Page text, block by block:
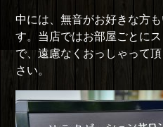
中には、無音がお好きな方
す。当店ではお部屋ごとに
で、遠慮なくおっしゃって
さい。